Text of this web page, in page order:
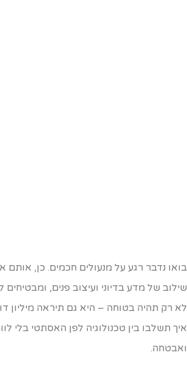
נדבר רגע על מנעולים חכמים. כן, אותם
של מדע בדיוני ועיצוב פנים,
רק תהיה בטוחה – היא גם תיראה מיליון
תשלבו בין טכנולוגיה לפן האסתטי בלי